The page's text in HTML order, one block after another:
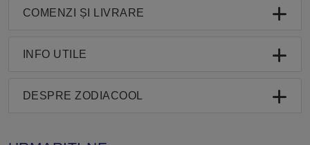
COMENZI ȘI LIVRARE
INFO UTILE
DESPRE ZODIACOOL